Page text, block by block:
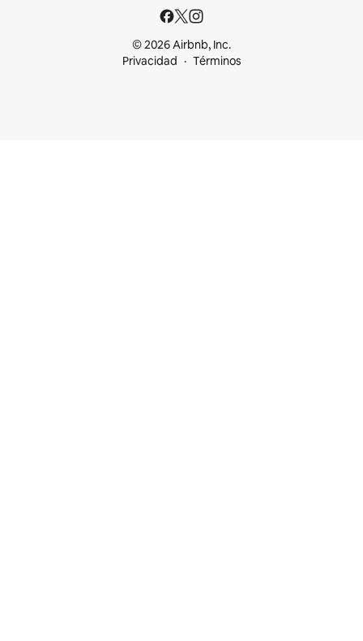
© 2026 Airbnb, Inc.
Privacidad
Términos